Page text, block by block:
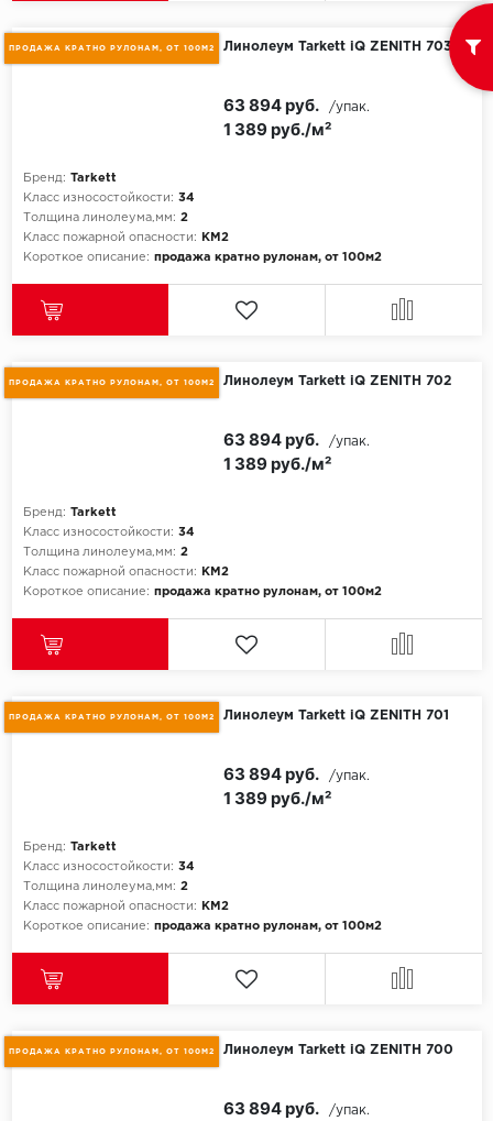
TANTO
Tarkett
Vinil click
Vinilam
ПРОДАЖА КРАТНО РУЛОНАМ, ОТ 100М2 Линолеум Tarkett iQ ZENITH 703
Бренд: Tarkett
Класс износостойкости: 34
Толщина линолеума,мм: 2
Класс пожарной опасности:
КМ2
Короткое описание: продажа кратно рулонам, от 100м2
1 389 руб./м²
63 894 руб. /упак.
ПРОДАЖА КРАТНО РУЛОНАМ, ОТ 100М2 Линолеум Tarkett iQ ZENITH 702
Бренд: Tarkett
Класс износостойкости: 34
Толщина линолеума,мм: 2
Класс пожарной опасности:
КМ2
Короткое описание: продажа кратно рулонам, от 100м2
1 389 руб./м²
63 894 руб. /упак.
ПРОДАЖА КРАТНО РУЛОНАМ, ОТ 100М2 Линолеум Tarkett iQ ZENITH 701
Бренд: Tarkett
Класс износостойкости: 34
Толщина линолеума,мм: 2
Класс пожарной опасности:
КМ2
Короткое описание: продажа кратно рулонам, от 100м2
1 389 руб./м²
63 894 руб. /упак.
ПРОДАЖА КРАТНО РУЛОНАМ, ОТ 100М2 Линолеум Tarkett iQ ZENITH 700
63 894 руб. /упак.